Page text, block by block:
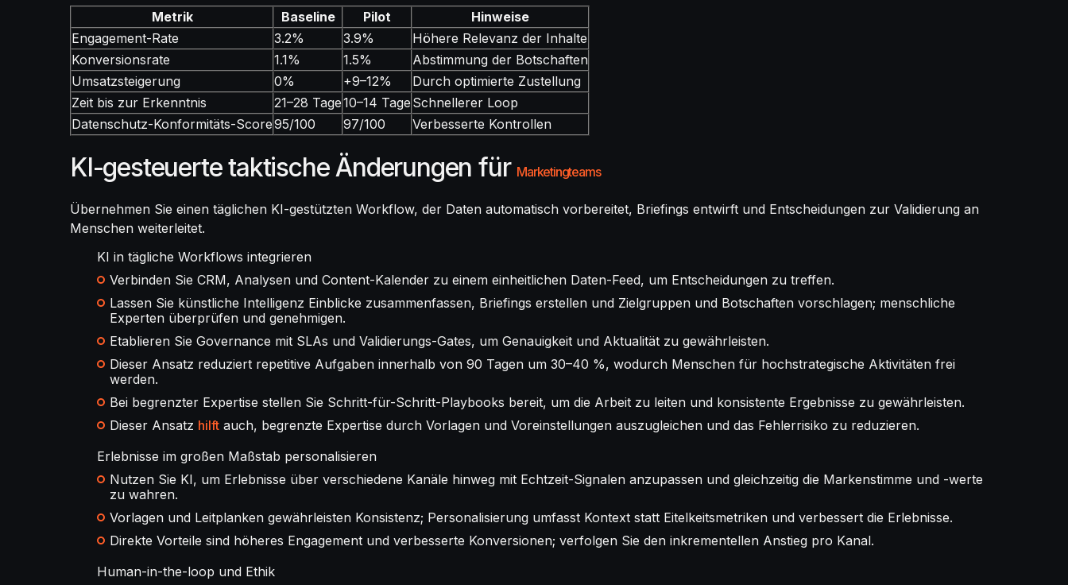
Metrik Baseline Pilot
Hinweise
Engagement-Rate
3.2% 3.9%
Höhere Relevanz der Inhalte
Konversionsrate
1.1% 1.5%
Abstimmung der Botschaften
Umsatzsteigerung
0% +9–12%
Durch optimierte Zustellung
Zeit bis zur Erkenntnis
21–28 Tage10–14 Tage Schnellerer Loop
Datenschutz-Konformitäts-Score95/100 97/100 Verbesserte Kontrollen
KI-gesteuerte taktische Änderungen für Marketingteams
Übernehmen Sie einen täglichen KI-gestützten Workflow, der Daten automatisch vorbereitet, Briefings entwirft und Entscheidungen zur Validierung an
Menschen weiterleitet.
KI in tägliche Workflows integrieren
Verbinden Sie CRM, Analysen und Content-Kalender zu einem einheitlichen Daten-Feed, um Entscheidungen zu treffen.
Lassen Sie künstliche Intelligenz Einblicke zusammenfassen, Briefings erstellen und Zielgruppen und Botschaften vorschlagen; menschliche
Experten überprüfen und genehmigen.
Etablieren Sie Governance mit SLAs und Validierungs-Gates, um Genauigkeit und Aktualität zu gewährleisten.
Dieser Ansatz reduziert repetitive Aufgaben innerhalb von 90 Tagen um 30–40 %, wodurch Menschen für hochstrategische Aktivitäten frei
werden.
Bei begrenzter Expertise stellen Sie Schritt-für-Schritt-Playbooks bereit, um die Arbeit zu leiten und konsistente Ergebnisse zu gewährleisten.
Dieser Ansatz hilft auch, begrenzte Expertise durch Vorlagen und Voreinstellungen auszugleichen und das Fehlerrisiko zu reduzieren.
Erlebnisse im großen Maßstab personalisieren
Nutzen Sie KI, um Erlebnisse über verschiedene Kanäle hinweg mit Echtzeit-Signalen anzupassen und gleichzeitig die Markenstimme und -werte
zu wahren.
Vorlagen und Leitplanken gewährleisten Konsistenz; Personalisierung umfasst Kontext statt Eitelkeitsmetriken und verbessert die Erlebnisse.
Direkte Vorteile sind höheres Engagement und verbesserte Konversionen; verfolgen Sie den inkrementellen Anstieg pro Kanal.
Human-in-the-loop und Ethik